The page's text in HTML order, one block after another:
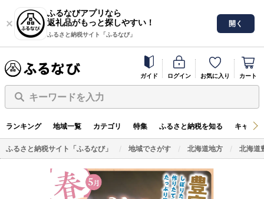
ふるなびアプリなら
返礼品がもっと探しやすい！
ふるさと納税サイト「ふるなび」
開く
ガイド ログイン お気に入り カート
キーワードを入力
ランキング 地域一覧 カテゴリ 特集 ふるさと納税を知る キャン
ふるさと納税サイト「ふるなび」 地域でさがす 北海道地方 北海道